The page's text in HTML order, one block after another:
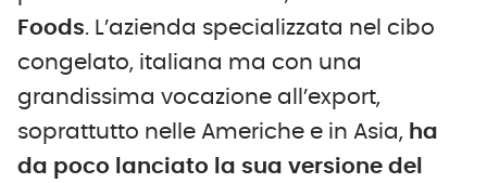
Foods. L’azienda specializzata nel cibo
congelato, italiana ma con una
grandissima vocazione all’export,
soprattutto nelle Americhe e in Asia, ha
da poco lanciato la sua versione del